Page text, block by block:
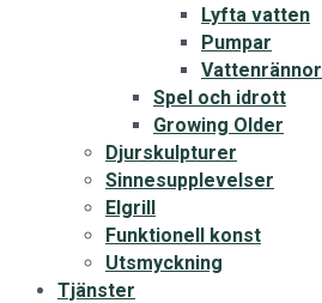
Lyfta vatten
Pumpar
Vattenrännor
Spel och idrott
Growing Older
Djurskulpturer
Sinnesupplevelser
Elgrill
Funktionell konst
Utsmyckning
Tjänster